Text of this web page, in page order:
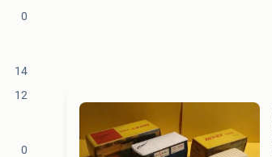
0
14
12
0